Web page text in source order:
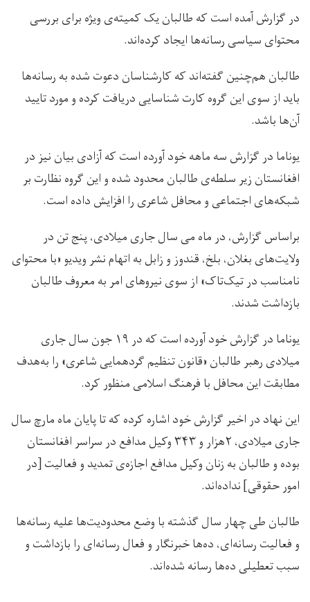
در گزارش آمده است که طالبان یک کمیته‌ی ویژه برای بررسی
محتوای سیاسی رسانه‌ها ایجاد کرده‌‌اند.
طالبان هم‌چنین گفته‌اند که کارشناسان دعوت شده به رسانه‌ها
باید از سوی این گروه کارت شناسایی دریافت کرده و مورد تایید
آن‌ها باشد.
یوناما در گزارش سه ماهه خود آورده است که آزادی بیان نیز در
افغانستان زیر سلطه‌ی طالبان محدود شده و این گروه نظارت بر
شبکه‌های اجتماعی و محافل شاعری را افزایش داده است.
براساس گزارش، در ماه می سال جاری میلادی، پنج تن در
ولایت‌های بغلان، بلخ، قندوز و زابل به اتهام نشر ویدیو «با محتوای
نامناسب در تیک‌تاک» از سوی نیروهای امر به معروف طالبان
بازداشت شدند.
یوناما در گزارش خود آورده است که در ۱۹ جون سال جاری
میلادی رهبر طالبان «قانون تنظیم گردهمایی شاعری» را به‌هدف
مطابقت این محافل با فرهنگ اسلامی منظور کرد.
این نهاد در اخیر گزارش خود اشاره کرده که تا پایان ماه مارچ سال
جاری میلادی، ۲هزار و ۳۴۳ وکیل مدافع در سراسر افغانستان
بوده و طالبان به زنان وکیل مدافع اجازه‌ی تمدید و فعالیت [در
امور حقوقی] نداده‌اند.
طالبان طی چهار سال گذشته با وضع محدودیت‌ها علیه رسانه‌ها
و فعاليت رسانه‌ای، ده‌ها خبرنگار و فعال رسانه‌ای را بازداشت و
سبب تعطیلی ده‌ها رسانه‌ شده‌اند.